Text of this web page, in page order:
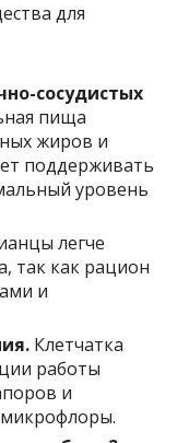
для
сосудистых
пища
жиров и
поддерживать
уровень
легче
так как рацион
и
Клетчатка
работы
и